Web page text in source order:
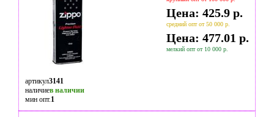
Цена: 425.9 р.
средний опт от 50 000 р.
Цена: 477.01 р.
мелкий опт от 10 000 р.
артикул3141
наличиев наличии
мин опт.1